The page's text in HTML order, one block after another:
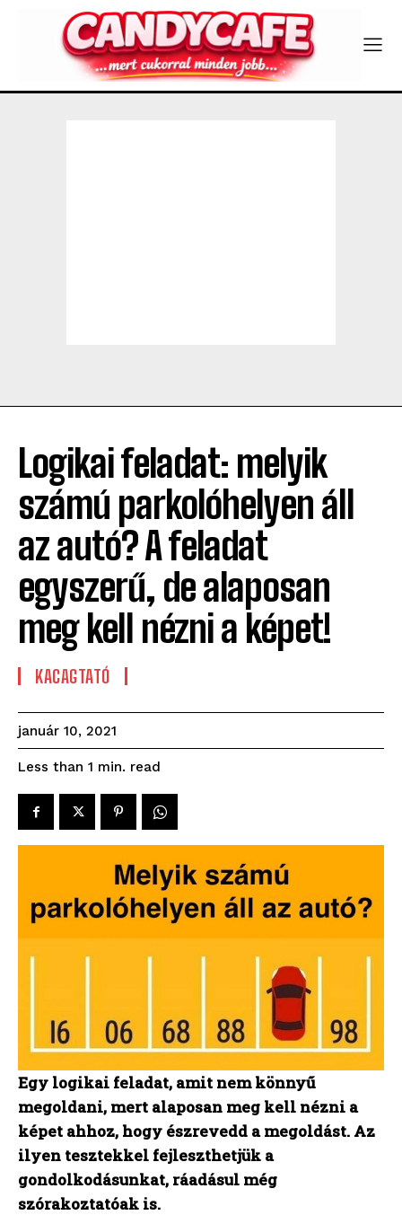
Logikai feladat: melyik
számú parkolóhelyen áll
az autó? A feladat
egyszerű, de alaposan
meg kell nézni a képet!
KACAGTATÓ
január 10, 2021
Less than 1 min. read
Egy logikai feladat, amit nem könnyű
megoldani, mert alaposan meg kell nézni a
képet ahhoz, hogy észrevedd a megoldást. Az
ilyen tesztekkel fejleszthetjük a
gondolkodásunkat, ráadásul még
szórakoztatóak is.